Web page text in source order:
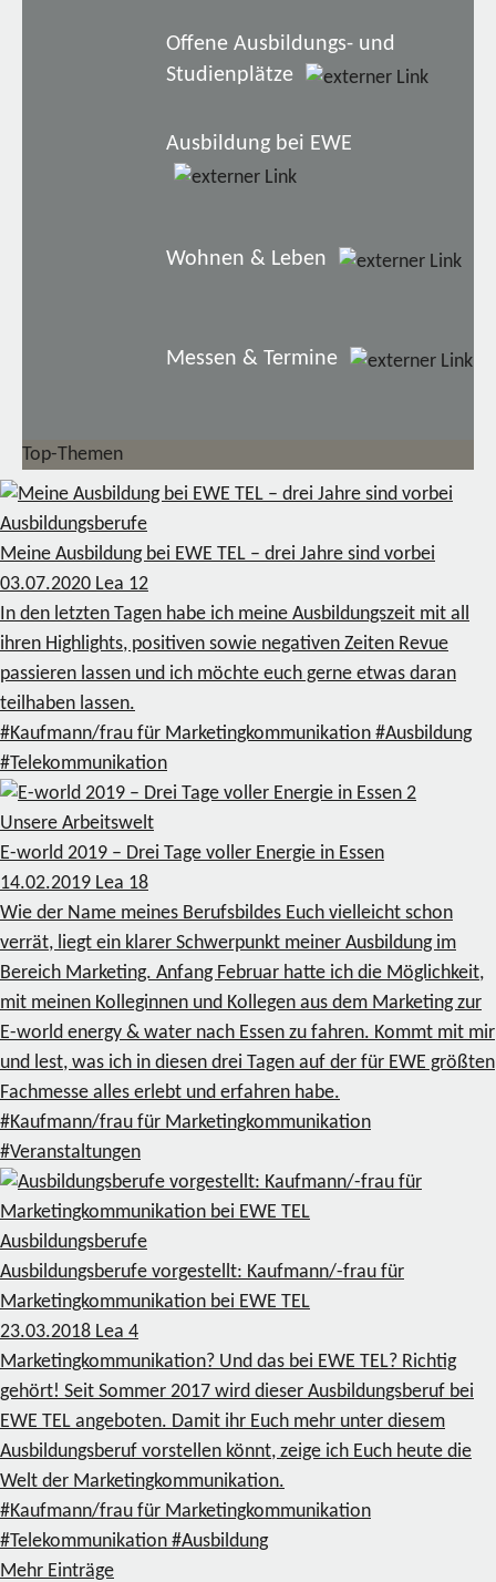
Offene Ausbildungs- und
Studienplätze
Ausbildung bei EWE
Wohnen & Leben
Messen & Termine
Top-Themen
Ausbildungsberufe
Meine Ausbildung bei EWE TEL – drei Jahre sind vorbei
03.07.2020 Lea 12
In den letzten Tagen habe ich meine Ausbildungszeit mit all
ihren Highlights, positiven sowie negativen Zeiten Revue
passieren lassen und ich möchte euch gerne etwas daran
teilhaben lassen.
#Kaufmann/frau für Marketingkommunikation #Ausbildung
#Telekommunikation
2
Unsere Arbeitswelt
E-world 2019 – Drei Tage voller Energie in Essen
14.02.2019 Lea 18
Wie der Name meines Berufsbildes Euch vielleicht schon
verrät, liegt ein klarer Schwerpunkt meiner Ausbildung im
Bereich Marketing. Anfang Februar hatte ich die Möglichkeit,
mit meinen Kolleginnen und Kollegen aus dem Marketing zur
E-world energy & water nach Essen zu fahren. Kommt mit mir
und lest, was ich in diesen drei Tagen auf der für EWE größten
Fachmesse alles erlebt und erfahren habe.
#Kaufmann/frau für Marketingkommunikation
#Veranstaltungen
Ausbildungsberufe
Ausbildungsberufe vorgestellt: Kaufmann/-frau für
Marketingkommunikation bei EWE TEL
23.03.2018 Lea 4
Marketingkommunikation? Und das bei EWE TEL? Richtig
gehört! Seit Sommer 2017 wird dieser Ausbildungsberuf bei
EWE TEL angeboten. Damit ihr Euch mehr unter diesem
Ausbildungsberuf vorstellen könnt, zeige ich Euch heute die
Welt der Marketingkommunikation.
#Kaufmann/frau für Marketingkommunikation
#Telekommunikation #Ausbildung
Mehr Einträge